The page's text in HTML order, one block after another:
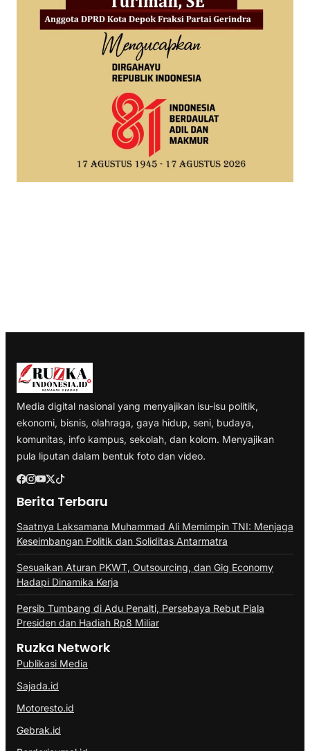
Media digital nasional yang menyajikan isu-isu politik,
ekonomi, bisnis, olahraga, gaya hidup, seni, budaya,
komunitas, info kampus, sekolah, dan kolom. Menyajikan
pula liputan dalam bentuk foto dan video.
Berita Terbaru
Saatnya Laksamana Muhammad Ali Memimpin TNI: Menjaga
Keseimbangan Politik dan Soliditas Antarmatra
Sesuaikan Aturan PKWT, Outsourcing, dan Gig Economy
Hadapi Dinamika Kerja
Persib Tumbang di Adu Penalti, Persebaya Rebut Piala
Presiden dan Hadiah Rp8 Miliar
Ruzka Network
Publikasi Media
Sajada.id
Motoresto.id
Gebrak.id